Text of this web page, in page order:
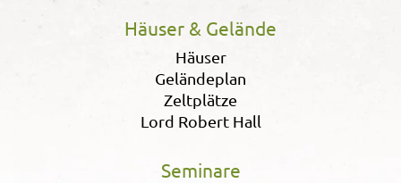
Häuser & Gelände
Häuser
Geländeplan
Zeltplätze
Lord Robert Hall
Seminare